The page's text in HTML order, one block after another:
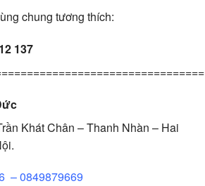
chung tương thích:
137
Khát Chân – Thanh Nhàn – Hai
–0849879669